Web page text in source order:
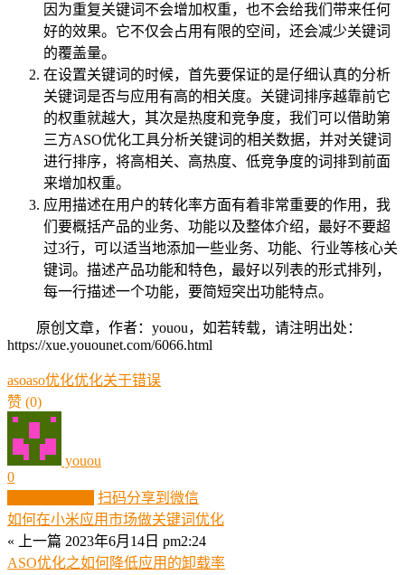
因为重复关键词不会增加权重，也不会给我们带来任何
好的效果。它不仅会占用有限的空间，还会减少关键词
的覆盖量。
在设置关键词的时候，首先要保证的是仔细认真的分析
关键词是否与应用有高的相关度。关键词排序越靠前它
的权重就越大，其次是热度和竞争度，我们可以借助第
三方ASO优化工具分析关键词的相关数据，并对关键词
进行排序，将高相关、高热度、低竞争度的词排到前面
来增加权重。
应用描述在用户的转化率方面有着非常重要的作用，我
们要概括产品的业务、功能以及整体介绍，最好不要超
过3行，可以适当地添加一些业务、功能、行业等核心关
键词。描述产品功能和特色，最好以列表的形式排列，
每一行描述一个功能，要简短突出功能特点。
原创文章，作者：youou，如若转载，请注明出处：
https://xue.youounet.com/6066.html
asoaso优化优化关于错误
赞 (0)
youou
0
扫码分享到微信
如何在小米应用市场做关键词优化
« 上一篇 2023年6月14日 pm2:24
ASO优化之如何降低应用的卸载率